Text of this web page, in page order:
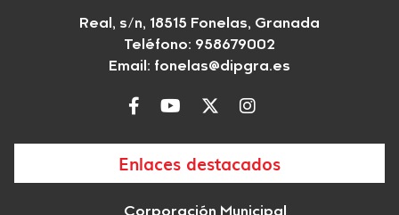
Real, s/n, 18515 Fonelas, Granada
Teléfono: 958679002
Email: fonelas@dipgra.es
Enlaces destacados